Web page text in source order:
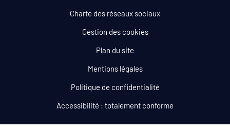
Charte des réseaux sociaux
Gestion des cookies
Plan du site
Mentions légales
Politique de confidentialité
Accessibilité : totalement conforme